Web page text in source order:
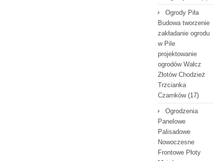
Ogrody Piła
Budowa tworzenie
zakładanie ogrodu
w Pile
projektowanie
ogrodów Wałcz
Złotów Chodzież
Trzcianka
Czarnków(17)
Ogrodzenia
Panelowe
Palisadowe
Nowoczesne
Frontowe Płoty